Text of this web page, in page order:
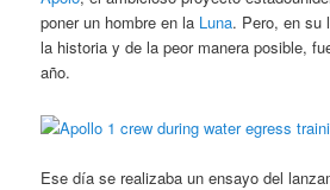
poner un hombre en la Luna. Pero, en su
la historia y de la peor manera posible,
año.
Ese día se realizaba un ensayo del